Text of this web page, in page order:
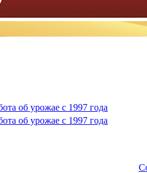
об урожае с 1997 года
об урожае с 1997 года